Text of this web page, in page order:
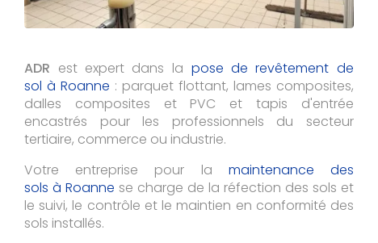
ADR est expert dans la pose de revêtement de
sol à Roanne : parquet flottant, lames composites,
dalles composites et PVC et tapis d'entrée
encastrés pour les professionnels du secteur
tertiaire, commerce ou industrie.
Votre entreprise pour la maintenance des
sols à Roanne se charge de la réfection des sols et
le suivi, le contrôle et le maintien en conformité des
sols installés.